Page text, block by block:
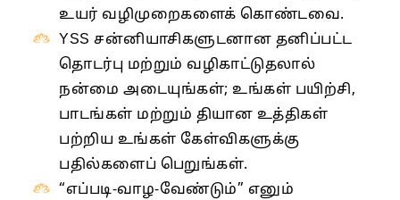
உயர் வழிமுறைகளைக் கொண்டவை.
YSS சன்னியாசிகளுடனான தனிப்பட்ட
தொடர்பு மற்றும் வழிகாட்டுதலால்
நன்மை அடையுங்கள்; உங்கள் பயிற்சி,
பாடங்கள் மற்றும் தியான உத்திகள்
பற்றிய உங்கள் கேள்விகளுக்கு
பதில்களைப் பெறுங்கள்.
“எப்படி-வாழ-வேண்டும்” எனும்